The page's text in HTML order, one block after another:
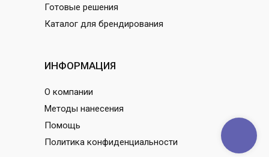
Готовые решения
Каталог для брендирования
ИНФОРМАЦИЯ
О компании
Методы нанесения
Помощь
Политика конфиденциальности